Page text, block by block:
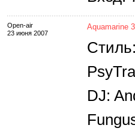
Open-air
23 июня 2007
Aquamarine 3
DJ: